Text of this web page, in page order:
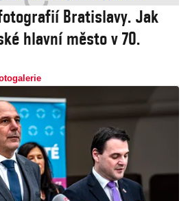
Bratislavy. Jak
hlavní město v 70.